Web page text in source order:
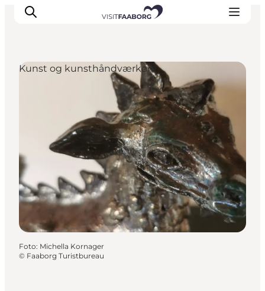
Spisesteder
Oplevelser
Øhop
Outdoor
Det sker
Kunst og kunsthåndværkere
Foto: Michella Kornager
© Faaborg Turistbureau